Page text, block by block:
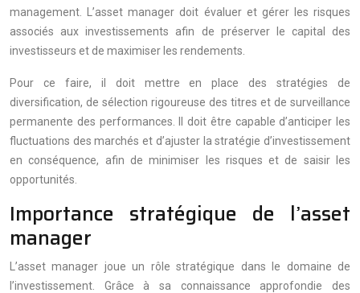
management. L’asset manager doit évaluer et gérer les risques
associés aux investissements afin de préserver le capital des
investisseurs et de maximiser les rendements.
Pour ce faire, il doit mettre en place des stratégies de
diversification, de sélection rigoureuse des titres et de surveillance
permanente des performances. Il doit être capable d’anticiper les
fluctuations des marchés et d’ajuster la stratégie d’investissement
en conséquence, afin de minimiser les risques et de saisir les
opportunités.
Importance stratégique de l’asset
manager
L’asset manager joue un rôle stratégique dans le domaine de
l’investissement. Grâce à sa connaissance approfondie des